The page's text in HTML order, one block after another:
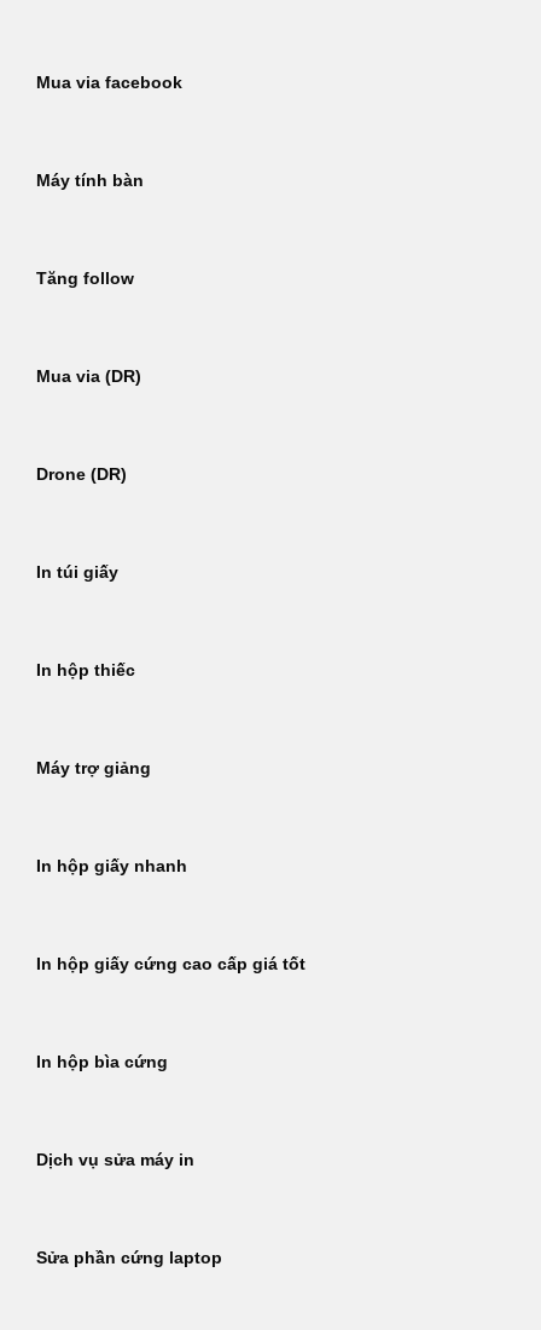
Mua via facebook
Máy tính bàn
Tăng follow
Mua via (DR)
Drone (DR)
In túi giấy
In hộp thiếc
Máy trợ giảng
In hộp giấy nhanh
In hộp giấy cứng cao cấp giá tốt
In hộp bìa cứng
Dịch vụ sửa máy in
Sửa phần cứng laptop